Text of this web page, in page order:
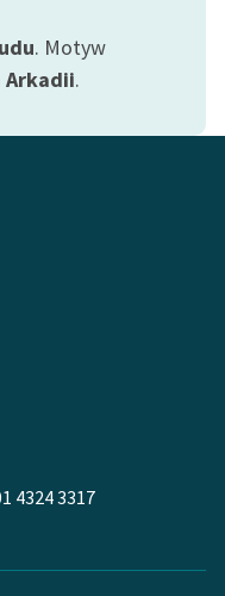
. Motyw
Arkadii.
4324 3317